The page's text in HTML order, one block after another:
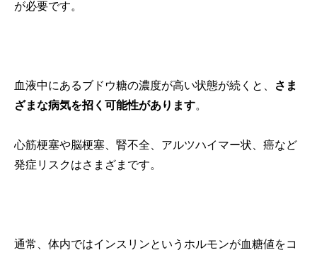
が必要です。
血液中にあるブドウ糖の濃度が高い状態が続くと、 さま
ざまな病気を招く可能性があります。
心筋梗塞や脳梗塞、腎不全、アルツハイマー状、癌など
発症リスクはさまざまです。
通常、体内ではインスリンというホルモンが血糖値をコ